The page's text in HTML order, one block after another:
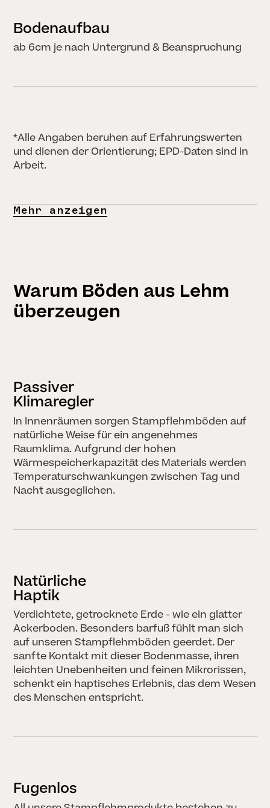
SCHLIESSEN
Bodenaufbau
ab 6cm je nach Untergrund & Beanspruchung
*Alle Angaben beruhen auf Erfahrungswerten
und dienen der Orientierung; EPD-Daten sind in
Arbeit.
Mehr anzeigen
Warum Böden aus Lehm
überzeugen
Passiver
Klimaregler
In Innenräumen sorgen Stampflehmböden auf
natürliche Weise für ein angenehmes
Raumklima. Aufgrund der hohen
Wärmespeicherkapazität des Materials werden
Temperaturschwankungen zwischen Tag und
Nacht ausgeglichen.
Natürliche
Haptik
Verdichtete, getrocknete Erde - wie ein glatter
Ackerboden. Besonders barfuß fühlt man sich
auf unseren Stampflehmböden geerdet. Der
sanfte Kontakt mit dieser Bodenmasse, ihren
leichten Unebenheiten und feinen Mikrorissen,
schenkt ein haptisches Erlebnis, das dem Wesen
des Menschen entspricht.
Fugenlos